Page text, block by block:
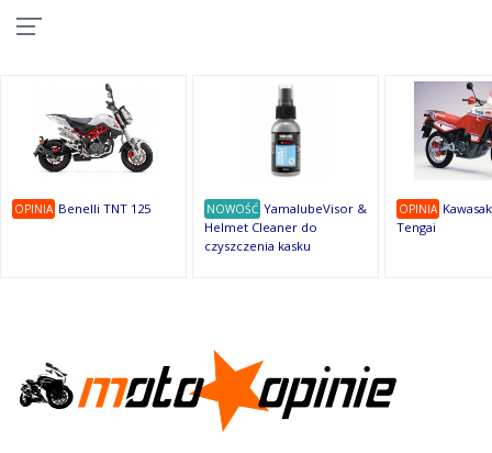
OSTATNIE
OPINIA Benelli TNT 125 NOWOŚĆ YamalubeVisor &
Helmet Cleaner do
czyszczenia kasku
OPINIA
Tengai